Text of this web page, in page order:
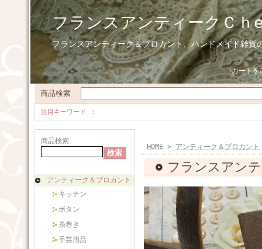
フランスアンティークＣｈ
フランスアンティーク＆ブロカント、ハンドメイド雑貨
カートを
商品検索
注目キーワード
商品検索
アンティーク＆ブロカント
キッチン
ボタン
糸巻き
手芸用品
HOME> アンティーク＆ブロカント
フランスアン